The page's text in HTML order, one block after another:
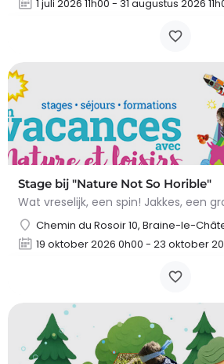
1 juli 2026 11h00 - 31 augustus 2026
Stage bij "Nature Not So Horible"
Chemin du Rosoir 10, Braine-le-
19 oktober 2026 0h00 - 23 oktober